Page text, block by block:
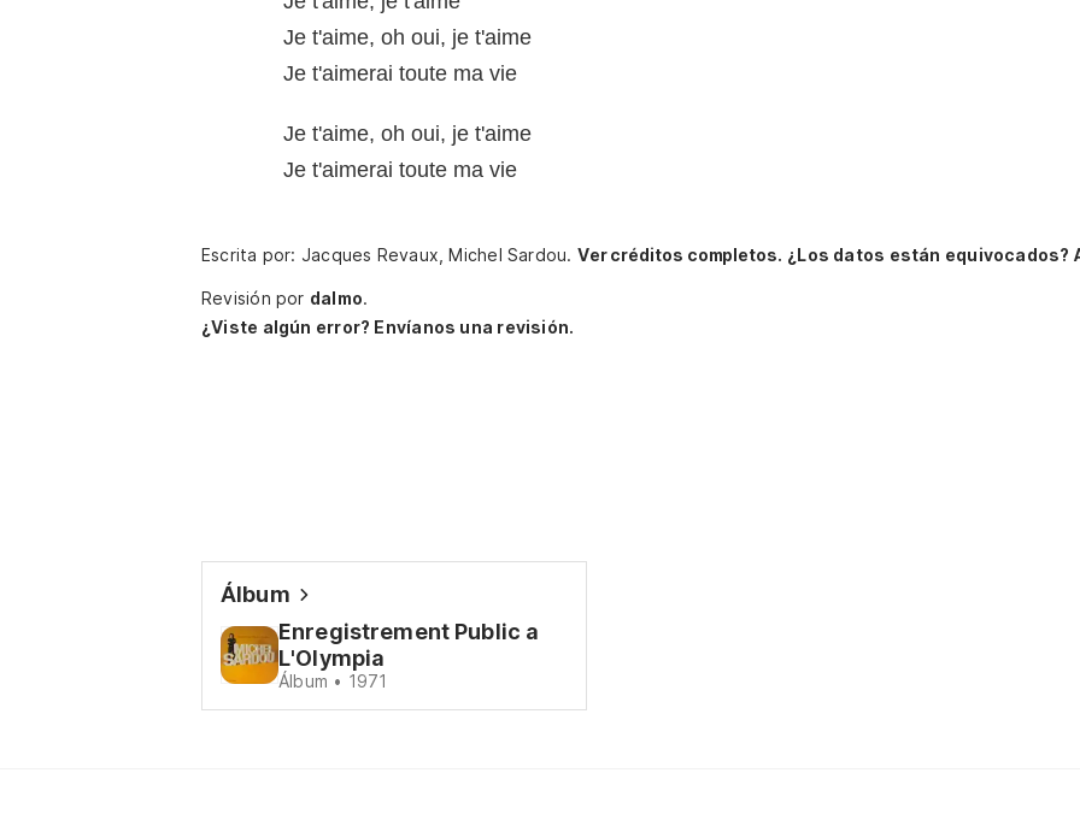
Je t'aime, oh oui, je t'aime
Je t'aimerai toute ma vie
Je t'aime, oh oui, je t'aime
Je t'aimerai toute ma vie
Escrita por: Jacques Revaux, Michel Sardou. Ver créditos completos. ¿Los datos están equivocados?
Revisión por dalmo.
¿Viste algún error? Envíanos una revisión.
Álbum
Enregistrement Public a
L'Olympia
Álbum • 1971